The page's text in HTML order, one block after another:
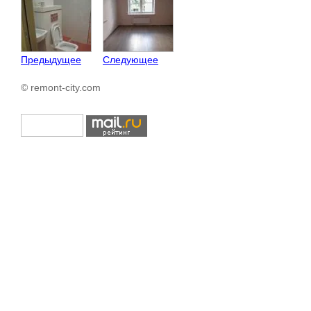
Предыдущее Следующее
© remont-city.com